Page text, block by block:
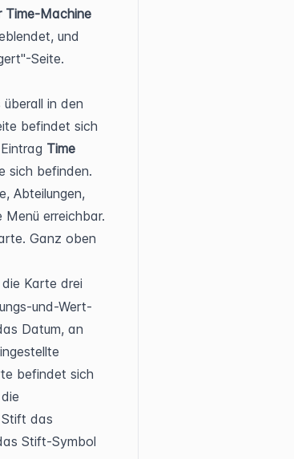
Time-Machine
und
Seite.
in den
befindet sich
Time
sich befinden.
Abteilungen,
erreichbar.
Ganz oben
Karte drei
und-Wert-
Datum, an
befindet sich
das
Stift-Symbol